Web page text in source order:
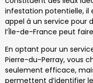
infestation potentielle, il
appel à un service pour
l’Île-de-France peut
En optant pour un
Pierre-du-Perray, vous
seulement efficace,
permettent d’identifier